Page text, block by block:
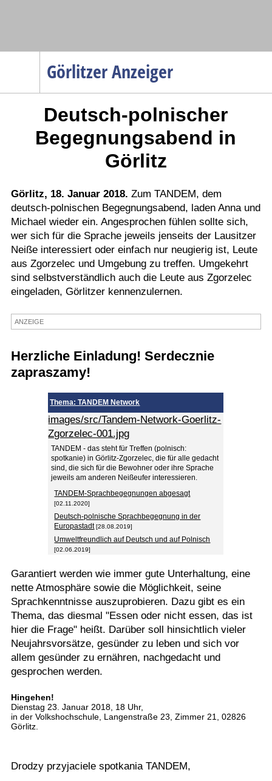
Görlitzer Anzeiger
Menüpunkte
Gesellschaft
Verkehr
Gesundheit
Kultur
Sport
Termine
Deutsch-polnischer
Begegnungsabend in
Görlitz
Görlitz, 18. Januar 2018. Zum TANDEM, dem
deutsch-polnischen Begegnungsabend, laden Anna und
Michael wieder ein. Angesprochen fühlen sollte sich,
wer sich für die Sprache jeweils jenseits der Lausitzer
Neiße interessiert oder einfach nur neugierig ist, Leute
aus Zgorzelec und Umgebung zu treffen. Umgekehrt
sind selbstverständlich auch die Leute aus Zgorzelec
eingeladen, Görlitzer kennenzulernen.
ANZEIGE
Herzliche Einladung! Serdecznie
zapraszamy!
Thema: TANDEM Network
images/src/Tandem-Network-Goerlitz-
Zgorzelec-001.jpg
TANDEM - das steht für Treffen (polnisch:
spotkanie) in Görlitz-Zgorzelec, die für alle gedacht
sind, die sich für die Bewohner oder ihre Sprache
jeweils am anderen Neißeufer interessieren.
TANDEM-Sprachbegegnungen abgesagt
[02.11.2020]
Deutsch-polnische Sprachbegegnung in der
Europastadt [28.08.2019]
Umweltfreundlich auf Deutsch und auf Polnisch
[02.06.2019]
Garantiert werden wie immer gute Unterhaltung, eine
nette Atmosphäre sowie die Möglichkeit, seine
Sprachkenntnisse auszuprobieren. Dazu gibt es ein
Thema, das diesmal "Essen oder nicht essen, das ist
hier die Frage" heißt. Darüber soll hinsichtlich vieler
Neujahrsvorsätze, gesünder zu leben und sich vor
allem gesünder zu ernähren, nachgedacht und
gesprochen werden.
Hingehen!
Dienstag 23. Januar 2018, 18 Uhr,
in der Volkshochschule, Langenstraße 23, Zimmer 21, 02826
Görlitz.
Drodzy przyjaciele spotkania TANDEM,